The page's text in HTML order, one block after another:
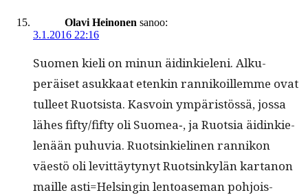
Olavi Heinonen sanoo:
3.1.2016 22:16
Suomen kieli on min­un äidinkie­leni. Alku­
peräiset asukkaat etenkin ran­nikoillemme ovat
tulleet Ruot­sista. Kasvoin ympäristössä, jos­sa
läh­es fifty/fifty oli Suomea‑, ja Ruot­sia äidinkie­
lenään puhu­via. Ruotsinkieli­nen ran­nikon
väestö oli levit­täy­tynyt Ruotsinkylän kar­tanon
maille asti=Helsingin lentoase­man pohjois­